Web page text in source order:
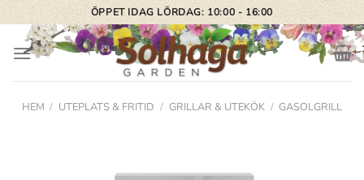
Skip
to
content
ÖPPET IDAG LÖRDAG: 10:00 - 16:00
HEM / UTEPLATS & FRITID / GRILLAR & UTEKÖK / GASOLGRILL